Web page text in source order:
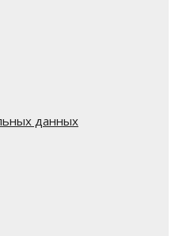
данных